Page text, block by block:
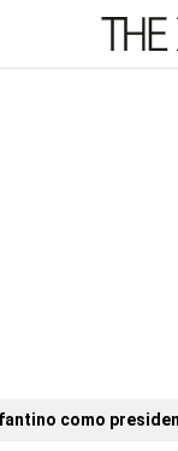
como